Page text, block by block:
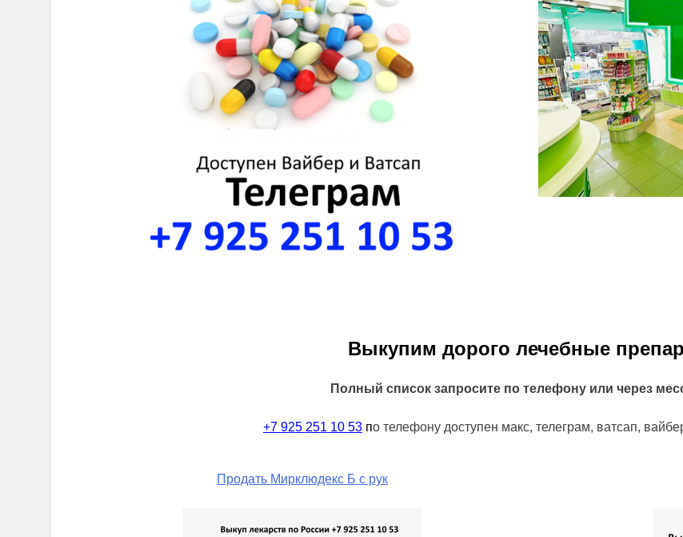
Выкупим дорого лечебные
Полный список запросите по телефону или через
+7 925 251 10 53 по телефону доступен макс, телеграм, ватсап,
Продать Мирклюдекс Б с рук